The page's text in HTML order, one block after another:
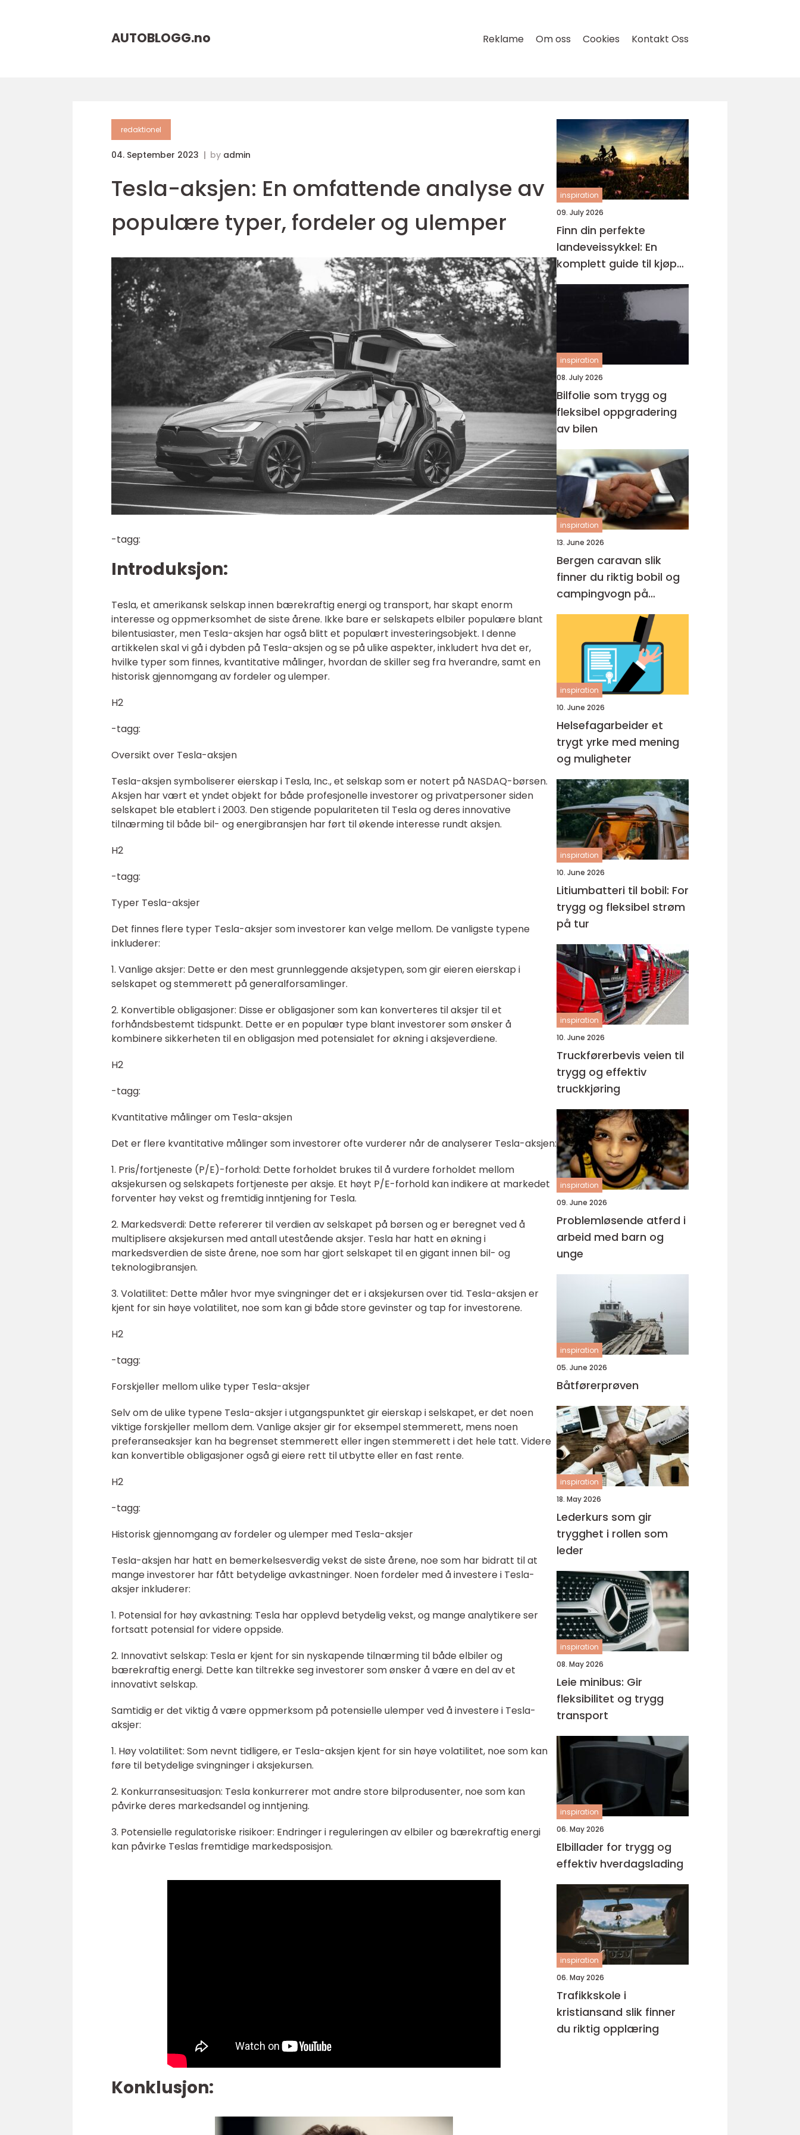
AUTOBLOGG.no Reklame Om oss Cookies Kontakt Oss
redaktionel
04. September 2023 by admin
Tesla-aksjen: En omfattende analyse av
populære typer, fordeler og ulemper
-tagg:
Introduksjon:
Tesla, et amerikansk selskap innen bærekraftig energi og transport, har skapt enorm
interesse og oppmerksomhet de siste årene. Ikke bare er selskapets elbiler populære blant
bilentusiaster, men Tesla-aksjen har også blitt et populært investeringsobjekt. I denne
artikkelen skal vi gå i dybden på Tesla-aksjen og se på ulike aspekter, inkludert hva det er,
hvilke typer som finnes, kvantitative målinger, hvordan de skiller seg fra hverandre, samt en
historisk gjennomgang av fordeler og ulemper.
H2
-tagg:
Oversikt over Tesla-aksjen
Tesla-aksjen symboliserer eierskap i Tesla, Inc., et selskap som er notert på NASDAQ-børsen.
Aksjen har vært et yndet objekt for både profesjonelle investorer og privatpersoner siden
selskapet ble etablert i 2003. Den stigende populariteten til Tesla og deres innovative
tilnærming til både bil- og energibransjen har ført til økende interesse rundt aksjen.
H2
-tagg:
Typer Tesla-aksjer
Det finnes flere typer Tesla-aksjer som investorer kan velge mellom. De vanligste typene
inkluderer:
1. Vanlige aksjer: Dette er den mest grunnleggende aksjetypen, som gir eieren eierskap i
selskapet og stemmerett på generalforsamlinger.
2. Konvertible obligasjoner: Disse er obligasjoner som kan konverteres til aksjer til et
forhåndsbestemt tidspunkt. Dette er en populær type blant investorer som ønsker å
kombinere sikkerheten til en obligasjon med potensialet for økning i aksjeverdiene.
H2
-tagg:
Kvantitative målinger om Tesla-aksjen
Det er flere kvantitative målinger som investorer ofte vurderer når de analyserer Tesla-aksjen:
1. Pris/fortjeneste (P/E)-forhold: Dette forholdet brukes til å vurdere forholdet mellom
aksjekursen og selskapets fortjeneste per aksje. Et høyt P/E-forhold kan indikere at markedet
forventer høy vekst og fremtidig inntjening for Tesla.
2. Markedsverdi: Dette refererer til verdien av selskapet på børsen og er beregnet ved å
multiplisere aksjekursen med antall utestående aksjer. Tesla har hatt en økning i
markedsverdien de siste årene, noe som har gjort selskapet til en gigant innen bil- og
teknologibransjen.
3. Volatilitet: Dette måler hvor mye svingninger det er i aksjekursen over tid. Tesla-aksjen er
kjent for sin høye volatilitet, noe som kan gi både store gevinster og tap for investorene.
H2
-tagg:
Forskjeller mellom ulike typer Tesla-aksjer
Selv om de ulike typene Tesla-aksjer i utgangspunktet gir eierskap i selskapet, er det noen
viktige forskjeller mellom dem. Vanlige aksjer gir for eksempel stemmerett, mens noen
preferanseaksjer kan ha begrenset stemmerett eller ingen stemmerett i det hele tatt. Videre
kan konvertible obligasjoner også gi eiere rett til utbytte eller en fast rente.
H2
-tagg:
Historisk gjennomgang av fordeler og ulemper med Tesla-aksjer
Tesla-aksjen har hatt en bemerkelsesverdig vekst de siste årene, noe som har bidratt til at
mange investorer har fått betydelige avkastninger. Noen fordeler med å investere i Tesla-
aksjer inkluderer:
1. Potensial for høy avkastning: Tesla har opplevd betydelig vekst, og mange analytikere ser
fortsatt potensial for videre oppside.
2. Innovativt selskap: Tesla er kjent for sin nyskapende tilnærming til både elbiler og
bærekraftig energi. Dette kan tiltrekke seg investorer som ønsker å være en del av et
innovativt selskap.
Samtidig er det viktig å være oppmerksom på potensielle ulemper ved å investere i Tesla-
aksjer:
1. Høy volatilitet: Som nevnt tidligere, er Tesla-aksjen kjent for sin høye volatilitet, noe som kan
føre til betydelige svingninger i aksjekursen.
2. Konkurransesituasjon: Tesla konkurrerer mot andre store bilprodusenter, noe som kan
påvirke deres markedsandel og inntjening.
3. Potensielle regulatoriske risikoer: Endringer i reguleringen av elbiler og bærekraftig energi
kan påvirke Teslas fremtidige markedsposisjon.
Konklusjon:
inspiration
09. July 2026
Finn din perfekte
landeveissykkel: En
komplett guide til kjøp
av landeveissykkel
inspiration
08. July 2026
Bilfolie som trygg og
fleksibel oppgradering
av bilen
inspiration
13. June 2026
Bergen caravan slik
finner du riktig bobil og
campingvogn på
vestlandet
inspiration
10. June 2026
Helsefagarbeider et
trygt yrke med mening
og muligheter
inspiration
10. June 2026
Litiumbatteri til bobil: For
trygg og fleksibel strøm
på tur
inspiration
10. June 2026
Truckførerbevis veien til
trygg og effektiv
truckkjøring
inspiration
09. June 2026
Problemløsende atferd i
arbeid med barn og
unge
inspiration
05. June 2026
Båtførerprøven
inspiration
18. May 2026
Lederkurs som gir
trygghet i rollen som
leder
inspiration
08. May 2026
Leie minibus: Gir
fleksibilitet og trygg
transport
inspiration
06. May 2026
Elbillader for trygg og
effektiv hverdagslading
inspiration
06. May 2026
Trafikkskole i
kristiansand slik finner
du riktig opplæring